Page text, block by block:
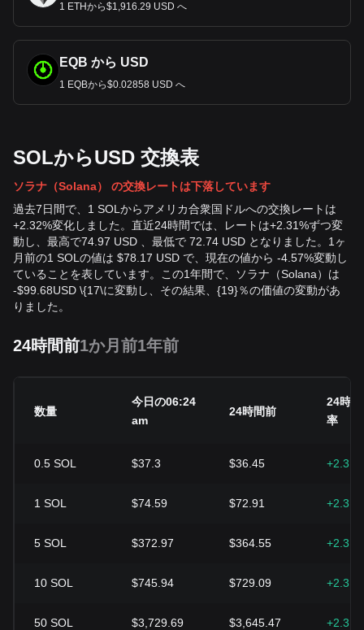
1 ETHから$1,916.29 USD へ
EQB から USD
1 EQBから$0.02858 USD へ
SOLからUSD 交換表
ソラナ（Solana） の交換レートは下落しています
過去7日間で、1 SOLからアメリカ合衆国ドルへの交換レートは
+2.32%変化しました。直近24時間では、レートは+2.31%ずつ変
動し、最高で74.97 USD 、最低で 72.74 USD となりました。1ヶ
月前の1 SOLの値は $78.17 USD で、現在の値から -4.57%変動し
ていることを表しています。この1年間で、ソラナ（Solana）は
-$99.68USD \{17\に変動し、その結果、{19}％の価値の変動があ
りました。
24時間前1か月前1年前
数量
今日の06:24
am
24時間前
24時
率
0.5 SOL $37.3 $36.45
1 SOL $74.59 $72.91
5 SOL $372.97 $364.55
10 SOL $745.94 $729.09
50 SOL $3,729.69 $3,645.47